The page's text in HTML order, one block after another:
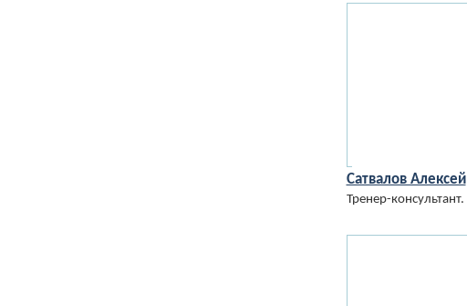
Сатвалов Алексей
Тренер-консультант.